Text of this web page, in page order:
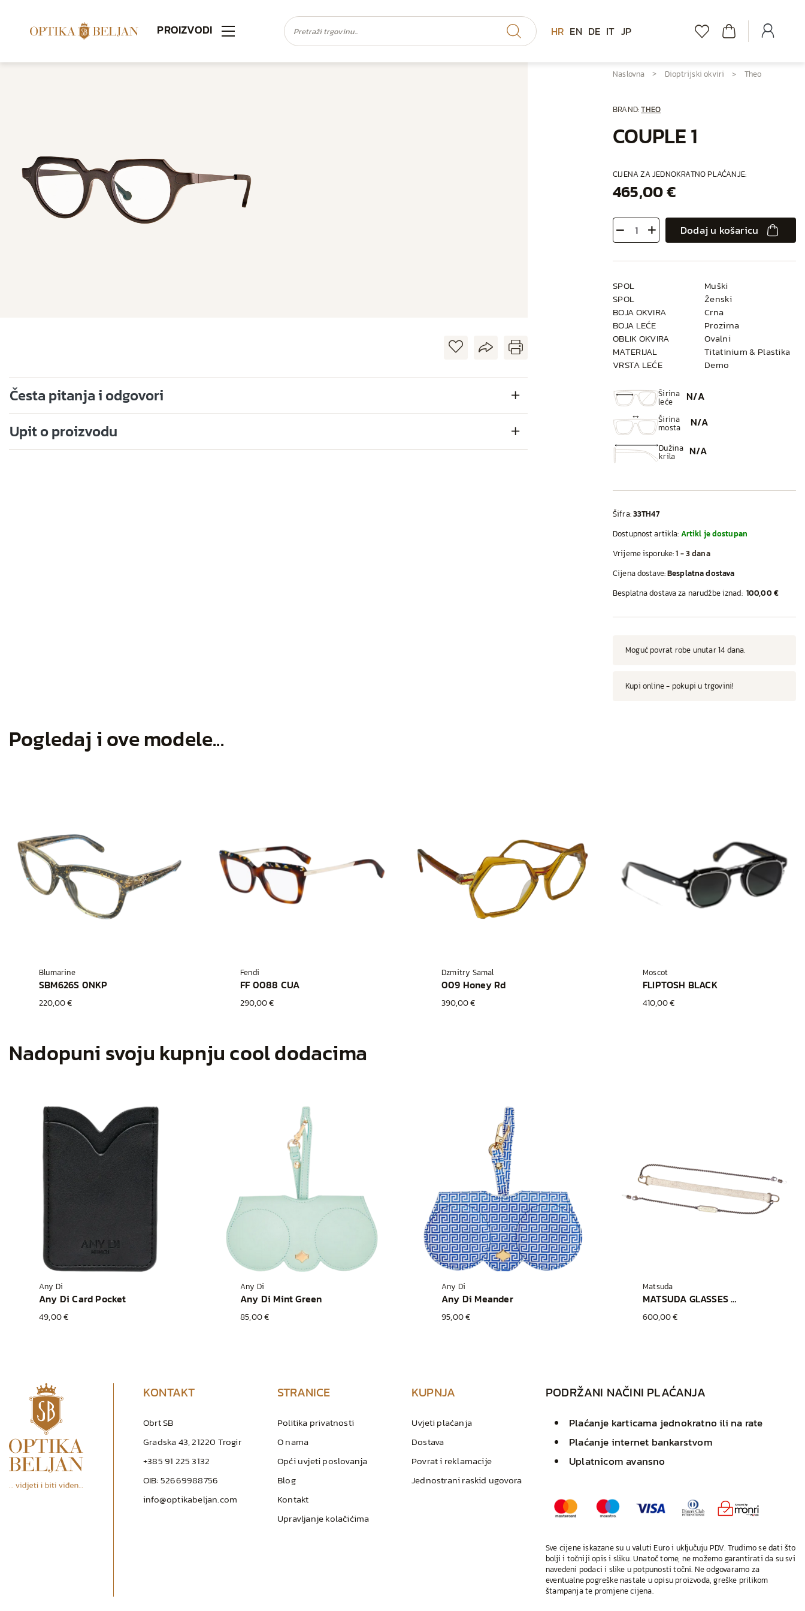
PROIZVODI HR EN DE IT JP
Česta pitanja i odgovori
Upit o proizvodu
Naslovna Dioptrijski okviri Theo
BRAND:THEO
COUPLE 1
CIJENA ZA JEDNOKRATNO PLAĆANJE:
465,00 €
Dodaj u košaricu
SPOL
Muški
SPOL
Ženski
BOJA OKVIRA
Crna
BOJA LEĆE
Prozirna
OBLIK OKVIRA
Ovalni
MATERIJAL
Titatinium & Plastika
VRSTA LEĆE
Demo
Širina
leće N/A
Širina
mosta N/A
Dužina
krila N/A
Šifra:33TH47
Dostupnost artikla: Artikl je dostupan
Vrijeme isporuke:1 - 3 dana
Cijena dostave:Besplatna dostava
Besplatna dostava za narudžbe iznad: 100,00 €
Moguć povrat robe unutar 14 dana.
Kupi online - pokupi u trgovini!
Pogledaj i ove modele...
Blumarine
SBM626S 0NKP
220,00 €
Fendi
FF 0088 CUA
290,00 €
Dzmitry Samal
009 Honey Rd
390,00 €
Moscot
FLIPTOSH BLACK
410,00 €
Nadopuni svoju kupnju cool dodacima
Any Di
Any Di Card Pocket
49,00 €
Any Di
Any Di Mint Green
85,00 €
Any Di
Any Di Meander
95,00 €
Matsuda
MATSUDA GLASSES CORD SHIRONOMESHI
600,00 €
KONTAKT
Obrt SB
Gradska 43, 21220 Trogir
+385 91 225 3132
OIB: 52669988756
info@optikabeljan.com
STRANICE
Politika privatnosti
O nama
Opći uvjeti poslovanja
Blog
Kontakt
Upravljanje kolačićima
KUPNJA
Uvjeti plaćanja
Dostava
Povrat i reklamacije
Jednostrani raskid ugovora
PODRŽANI NAČINI PLAĆANJA
Plaćanje karticama jednokratno ili na rate
Plaćanje internet bankarstvom
Uplatnicom avansno
Sve cijene iskazane su u valuti Euro i uključuju PDV. Trudimo se dati što
bolji i točniji opis i sliku. Unatoč tome, ne možemo garantirati da su svi
navedeni podaci i slike u potpunosti točni. Ne odgovaramo za
eventualne pogreške nastale u opisu proizvoda, greške prilikom
štampanja te promjene cijena.